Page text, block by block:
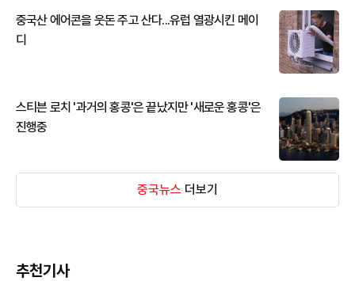
중국산 에어콘을 웃돈 주고 산다...유럽 열광시킨 메이
디
스티븐 로치 '과거의 홍콩'은 끝났지만 '새로운 홍콩'은
진행중
중국뉴스 더보기
추천기사